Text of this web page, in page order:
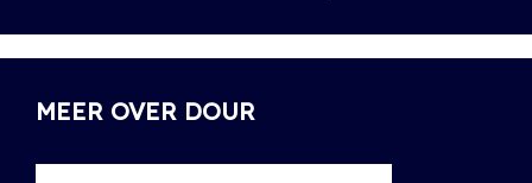
MEER OVER DOUR